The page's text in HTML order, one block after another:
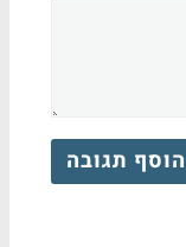
הוסף תגובה